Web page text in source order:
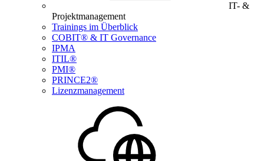
IT- &
Projektmanagement
Trainings im Überblick
COBIT® & IT Governance
IPMA
ITIL®
PMI®
PRINCE2®
Lizenzmanagement